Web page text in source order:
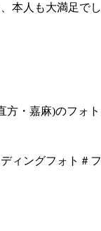
本人も大満足でし
方・嘉麻)のフォ
ィングフォト＃